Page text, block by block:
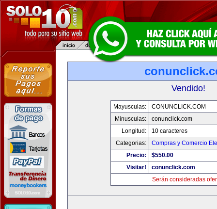
Vendido!
Mayusculas:
CONUNCLICK.COM
Minusculas:
conunclick.com
Longitud:
10 caracteres
Categorias:
Compras y Comercio
Precio:
$550.00
Visitar!
conunclick.com
Serán consideradas